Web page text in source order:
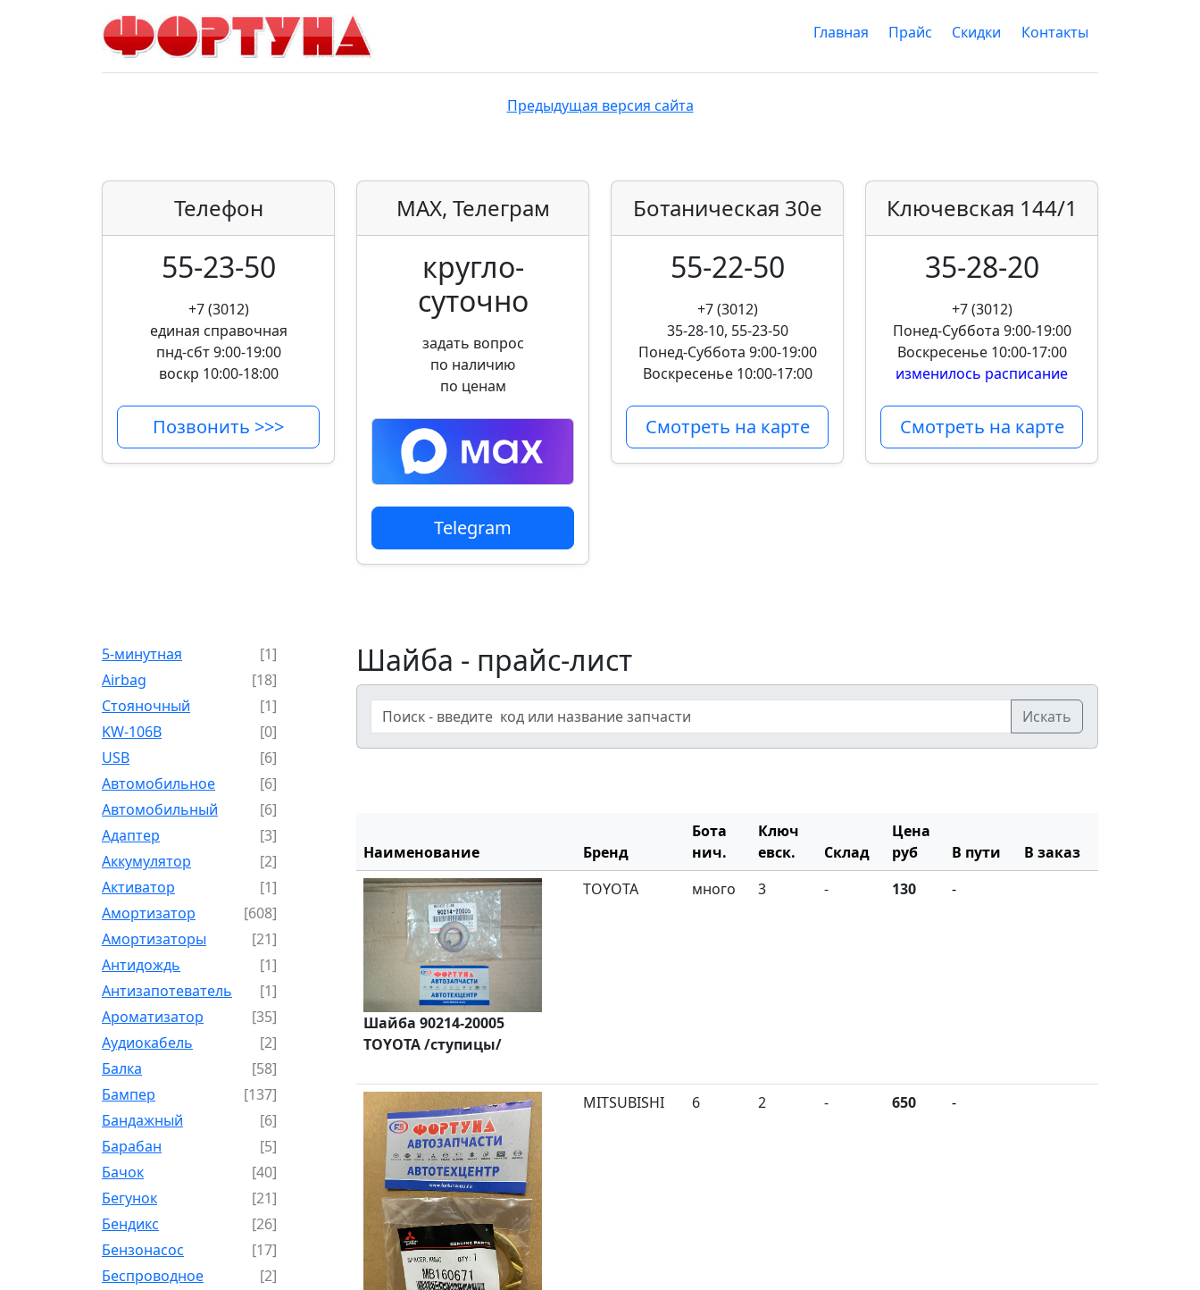
Главная Прайс Скидки Контакты
Предыдущая версия сайта
Телефон
55-23-50
+7 (3012)
единая справочная
пнд-сбт 9:00-19:00
воскр 10:00-18:00
Позвонить >>>
MAX, Телеграм
кругло­
суточно
задать вопрос
по наличию
по ценам
Telegram
Ботаническая 30е
55-22-50
+7 (3012)
35-28-10, 55-23-50
Понед-Суббота 9:00-19:00
Воскресенье 10:00-17:00
Смотреть на карте
Ключевская 144/1
35-28-20
+7 (3012)
Понед-Суббота 9:00-19:00
Воскресенье 10:00-17:00
изменилось расписание
Смотреть на карте
5-минутная
[1]
Airbag
[18]
Cтояночный
[1]
KW-106B
[0]
USB
[6]
Автомобильное
[6]
Автомобильный
[6]
Адаптер
[3]
Аккумулятор
[2]
Активатор
[1]
Амортизатор
[608]
Амортизаторы
[21]
Антидождь
[1]
Антизапотеватель
[1]
Ароматизатор
[35]
Аудиокабель
[2]
Балка
[58]
Бампер
[137]
Бандажный
[6]
Барабан
[5]
Бачок
[40]
Бегунок
[21]
Бендикс
[26]
Бензонасос
[17]
Беспроводное
[2]
Шайба - прайс-лист
Искать
Наименование Бренд
Бота
нич.
Ключ
евск.
Склад
Цена
руб
В пути В заказ
Шайба 90214-20005
TOYOTA /ступицы/
TOYOTA много 3 - 130 -
MITSUBISHI 6 2 - 650 -